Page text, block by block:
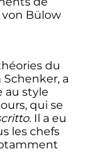
von Bülow
du
a
au style
qui se
. Il a eu
les chefs